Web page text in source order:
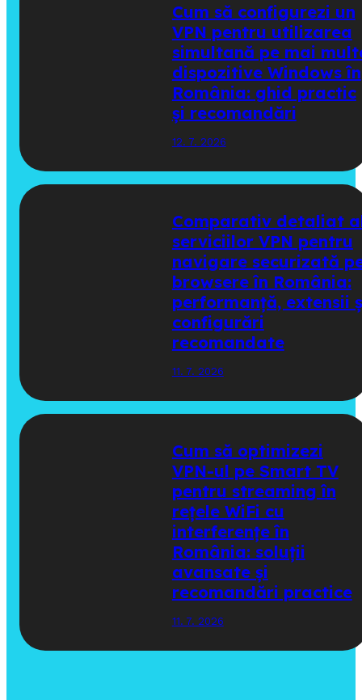
Cum să configurezi un
VPN pentru utilizarea
simultană pe mai
dispozitive Windows în
România: ghid practic
și recomandări
12. 7. 2026
Comparativ detaliat
serviciilor VPN pentru
navigare securizată
browsere în România:
performanță, extensii
configurări
recomandate
11. 7. 2026
Cum să optimizezi
VPN-ul pe Smart TV
pentru streaming în
rețele WiFi cu
interferențe în
România: soluții
avansate și
recomandări practice
11. 7. 2026